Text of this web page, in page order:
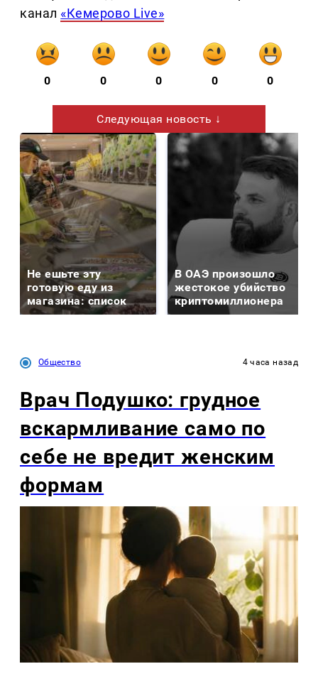
канал «Кемерово Live»
0 0 0 0 0
Следующая новость ↓
Не ешьте эту
готовую еду из
магазина: список
В ОАЭ произошло
жестокое убийство
криптомиллионера
Общество 4 часа назад
Врач Подушко: грудное
вскармливание само по
себе не вредит женским
формам